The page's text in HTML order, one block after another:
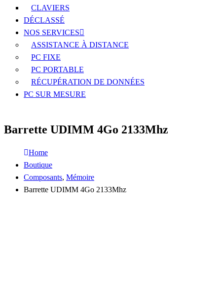
CLAVIERS
DÉCLASSÉ
NOS SERVICES
ASSISTANCE À DISTANCE
PC FIXE
PC PORTABLE
RÉCUPÉRATION DE DONNÉES
PC SUR MESURE
Barrette UDIMM 4Go 2133Mhz
Home
Boutique
Composants, Mémoire
Barrette UDIMM 4Go 2133Mhz